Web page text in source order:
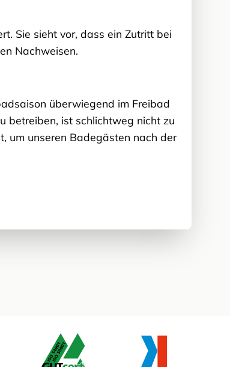
Sie sieht vor, dass ein Zutritt bei
Nachweisen.
überwiegend im Freibad
betreiben, ist schlichtweg nicht zu
um unseren Badegästen nach der